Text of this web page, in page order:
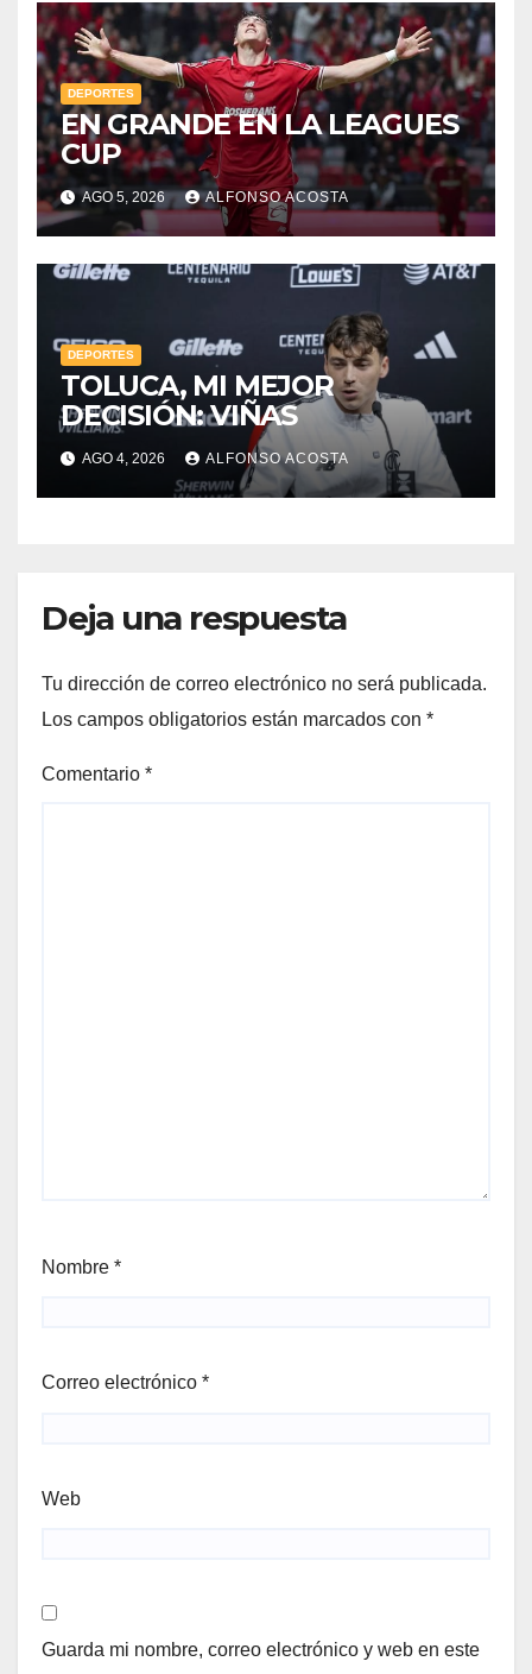
DEPORTES
EN GRANDE EN LA LEAGUES
CUP
AGO 5, 2026 ALFONSO ACOSTA
DEPORTES
TOLUCA, MI MEJOR
DECISIÓN: VIÑAS
AGO 4, 2026 ALFONSO ACOSTA
Deja una respuesta
Tu dirección de correo electrónico no será publicada.
Los campos obligatorios están marcados con *
Comentario *
Nombre *
Correo electrónico *
Web
Guarda mi nombre, correo electrónico y web en este